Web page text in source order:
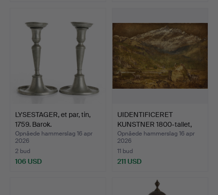
LYSESTAGER, et par, tin,
1759. Barok.
Opnåede hammerslag 16 apr
2026
2 bud
106 USD
UIDENTIFICERET
KUNSTNER 1800-tallet,
sten …
Opnåede hammerslag 16 apr
2026
11 bud
211 USD